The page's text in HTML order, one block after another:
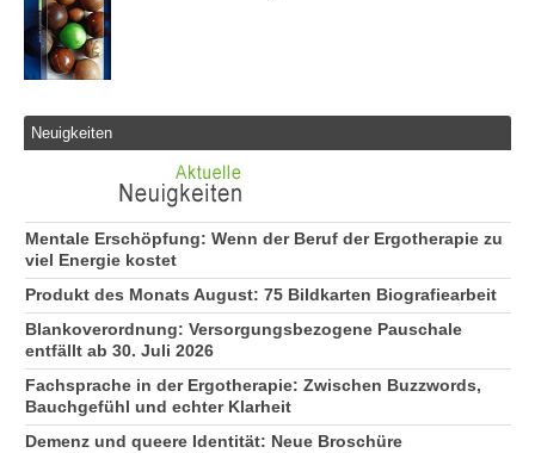
Neuigkeiten
Mentale Erschöpfung: Wenn der Beruf der Ergotherapie zu
viel Energie kostet
Produkt des Monats August: 75 Bildkarten Biografiearbeit
Blankoverordnung: Versorgungsbezogene Pauschale
entfällt ab 30. Juli 2026
Fachsprache in der Ergotherapie: Zwischen Buzzwords,
Bauchgefühl und echter Klarheit
Demenz und queere Identität: Neue Broschüre